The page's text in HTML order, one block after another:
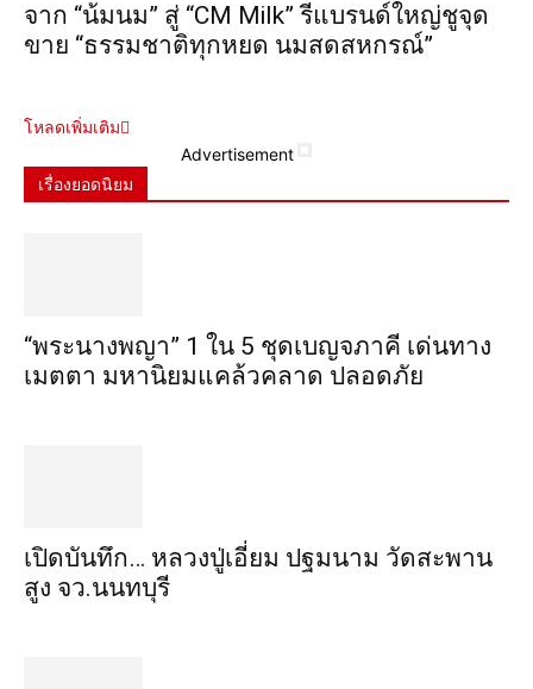
จาก “น้มนม” สู่ “CM Milk” รีแบรนด์ใหญ่ชูจุด
ขาย “ธรรมชาติทุกหยด นมสดสหกรณ์”
โหลดเพิ่มเติม
Advertisement
เรื่องยอดนิยม
“พระ​นาง​พญา” 1 ใน 5​ ชุดเบญจ​ภาคี​ เด่นทาง
เมตตา​ มหา​นิยม​แคล้วคลาด​ ปลอดภัย​
เปิดบันทึก… หลวงปู่เอี่ยม ​ปฐม​นาม​ วัดสะพาน
สูง​ จว.นนทบุรี